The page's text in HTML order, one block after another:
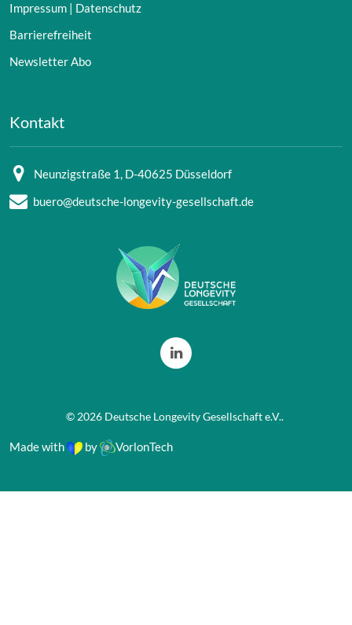
Impressum | Datenschutz
Barrierefreiheit
Newsletter Abo
Kontakt
Neunzigstraße 1, D-40625 Düsseldorf
buero@deutsche-longevity-gesellschaft.de
© 2026 Deutsche Longevity Gesellschaft e.V..
Made with by VorlonTech